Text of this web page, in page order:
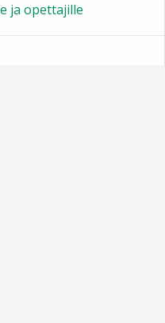
ja opettajille